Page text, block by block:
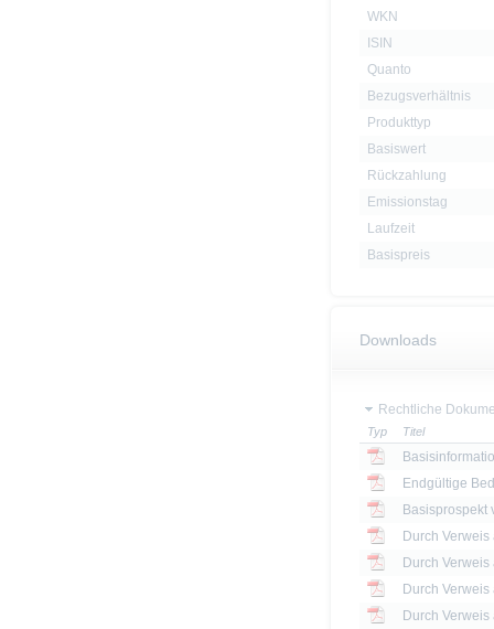
WKN
ISIN
Quanto
Bezugsverhältnis
Produkttyp
Basiswert
Rückzahlung
Emissionstag
Laufzeit
Basispreis
Downloads
Rechtliche
Typ Titel
Endgültige
Basisprospekt